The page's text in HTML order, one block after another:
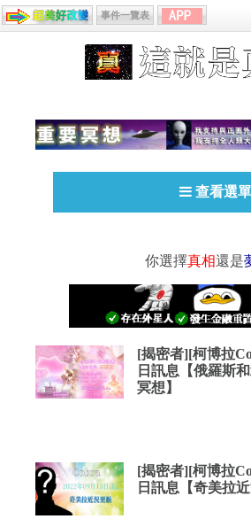
事件一覽表
查看選單
你選擇真相還是
[揭密者][柯博拉
日訊息【俄羅斯
冥想】
[揭密者][柯博拉
日訊息【奇美拉近